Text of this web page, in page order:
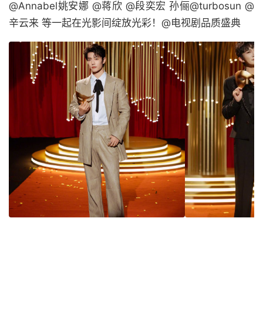
@Annabel姚安娜 @蒋欣 @段奕宏 孙俪@turbosun @
辛云来 等一起在光影间绽放光彩！@电视剧品质盛典